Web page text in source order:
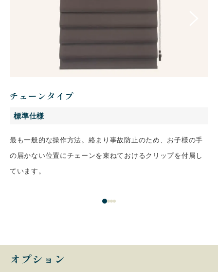
チェーンタイプ
標準仕様
最も一般的な操作方法。絡まり事故防止のため、お子様の手
の届かない位置にチェーンを束ねておけるクリップを付属し
ています。
オプション